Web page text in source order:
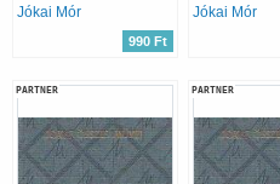
Jókai Mór
990 Ft
Jókai Mór
PARTNER PARTNER